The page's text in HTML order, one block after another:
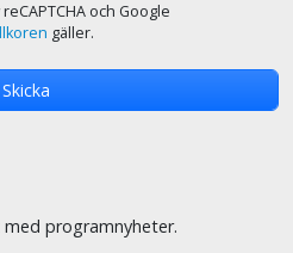
och Google
gäller.
programnyheter.